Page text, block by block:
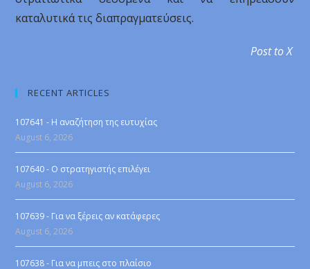
καταλυτικά τις διαπραγματεύσεις.
Post to X
RECENT ARTICLES
107641 - Η αναζήτηση της ευτυχίας
August 6, 2026
107640 - Ο στρατηγιστής επιλέγει
August 6, 2026
107639 - Για να ξέρεις αν κατάφερες
August 6, 2026
107638 - Για να μπεις στο πλαίσιο